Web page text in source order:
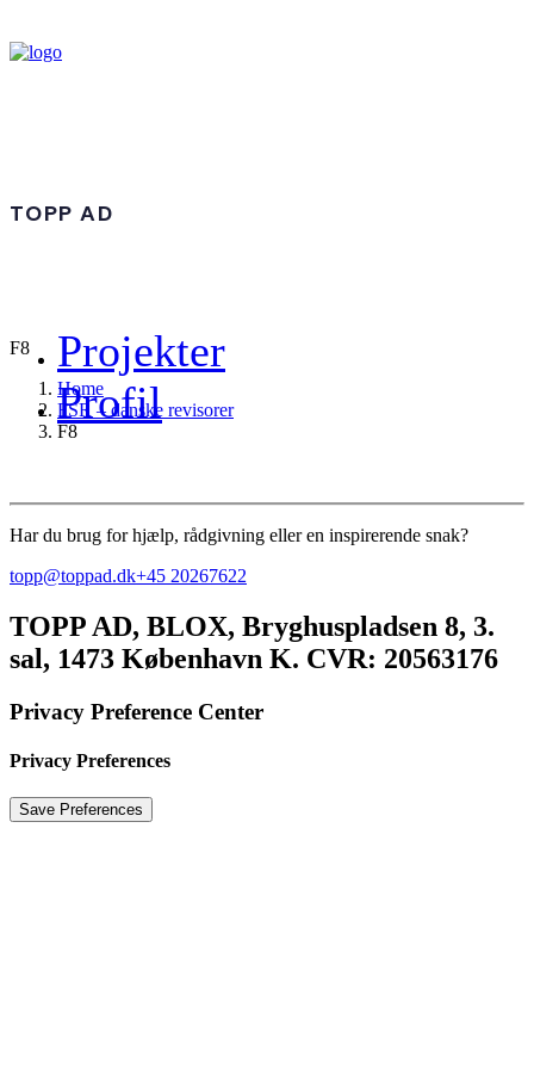
Projekter
Profil
TOPP AD
F8
Home
FSR – danske revisorer
F8
Har du brug for hjælp, rådgivning eller en inspirerende snak?
topp@toppad.dk+45 20267622
TOPP AD, BLOX, Bryghuspladsen 8, 3.
sal, 1473 København K. CVR: 20563176
Privacy Preference Center
Privacy Preferences